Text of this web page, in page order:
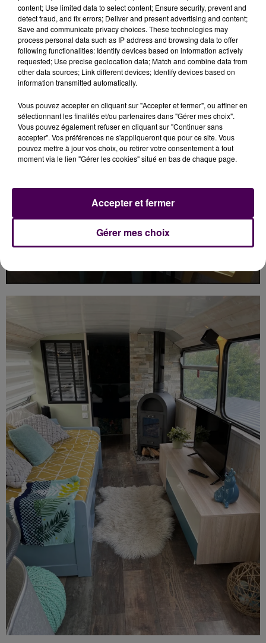
content; Use limited data to select content; Ensure security, prevent and
detect fraud, and fix errors; Deliver and present advertising and content;
Save and communicate privacy choices. These technologies may
process personal data such as IP address and browsing data to offer
following functionalities: Identify devices based on information actively
requested; Use precise geolocation data; Match and combine data from
other data sources; Link different devices; Identify devices based on
information transmitted automatically.
Vous pouvez accepter en cliquant sur "Accepter et fermer", ou affiner en
sélectionnant les finalités et/ou partenaires dans "Gérer mes choix".
Vous pouvez également refuser en cliquant sur "Continuer sans
accepter". Vos préférences ne s'appliqueront que pour ce site. Vous
pouvez mettre à jour vos choix, ou retirer votre consentement à tout
moment via le lien "Gérer les cookies" situé en bas de chaque page.
Gérer mes choix
Accepter et fermer